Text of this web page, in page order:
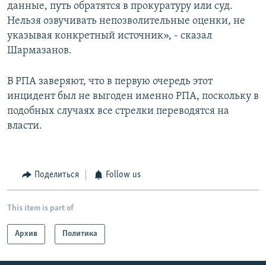
данные, путь обратятся в прокуратуру или суд.
Нельзя озвучивать непозволительные оценки, не
указывая конкретный источник», - сказал
Шармазанов.
В РПА заверяют, что в первую очередь этот
инцидент был не выгоден именно РПА, поскольку в
подобных случаях все стрелки переводятся на
власти.
Поделиться Follow us
This item is part of
Архив Политика